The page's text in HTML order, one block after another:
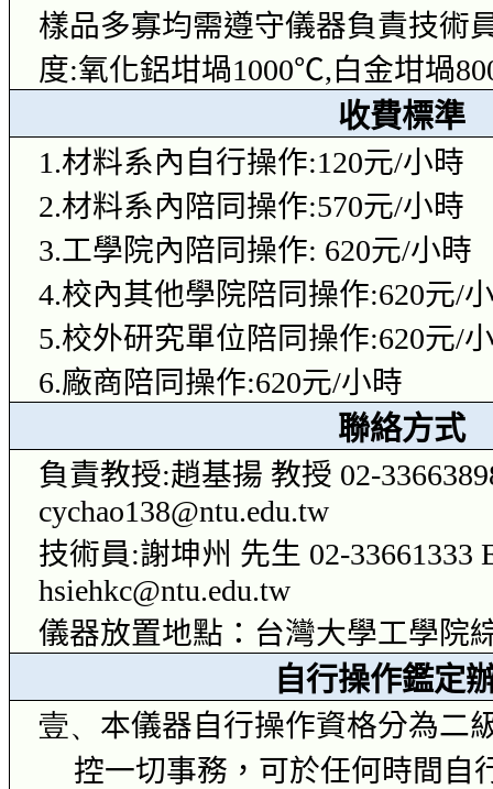
樣品多寡均需遵守儀器負責技術
度:氧化鋁坩堝1000℃,白金坩堝
收費標準
1.材料系內自行操作:120元/小時
2.材料系內陪同操作:570元/小時
3.工學院內陪同操作: 620元/小時
4.校內其他學院陪同操作:620元/
5.校外研究單位陪同操作:620元/
6.廠商陪同操作:620元/小時
聯絡方式
負責教授:趙基揚 教授 02-
cychao138@ntu.edu.tw
技術員:謝坤州 先生 02-33661333
hsiehkc@ntu.edu.tw
儀器放置地點：台灣大學工學院
自行操作鑑定
壹、 本儀器自行操作資格分為二
控一切事務，可於任何時間自